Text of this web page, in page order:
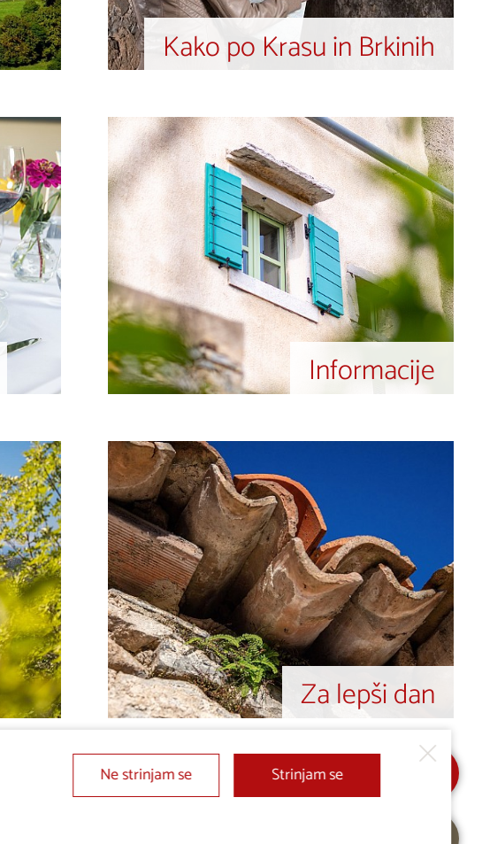
Kako po Krasu in Brkinih
Informacije
Za lepši dan
Ne strinjam se Strinjam se